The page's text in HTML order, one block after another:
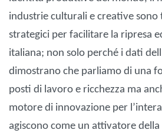
industrie culturali e creative sono
strategici per facilitare la ripresa
italiana; non solo perché i dati
dimostrano che parliamo di una
posti di lavoro e ricchezza ma
motore di innovazione per
agiscono come un attivatore